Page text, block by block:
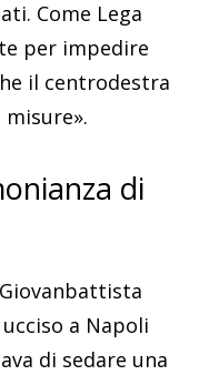
Come Lega
per impedire
il centrodestra
di
a Napoli
di sedare una